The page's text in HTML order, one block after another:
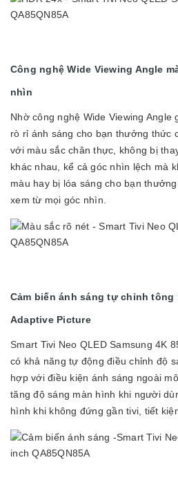
Công nghệ Wide Viewing Angle
nhìn
Nhờ công nghệ Wide Viewing Angle
rò rỉ ánh sáng cho bạn thưởng thức
với màu sắc chân thực, không bị
khác nhau, kể cả góc nhìn lệch mà
màu hay bị lóa sáng cho bạn
xem từ mọi góc nhìn.
Cảm biến ánh sáng tự chỉnh
Adaptive Picture
Smart Tivi Neo QLED Samsung 4K
có khả năng tự động điều chỉnh độ
hợp với điều kiện ánh sáng ngoài
tăng độ sáng màn hình khi người
hình khi không đứng gần tivi, tiết